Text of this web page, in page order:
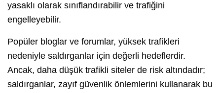
yasaklı olarak sınıflandırabilir ve trafiğini
engelleyebilir.
Popüler bloglar ve forumlar, yüksek trafikleri
nedeniyle saldırganlar için değerli hedeflerdir.
Ancak, daha düşük trafikli siteler de risk altındadır;
saldırganlar, zayıf güvenlik önlemlerini kullanarak bu